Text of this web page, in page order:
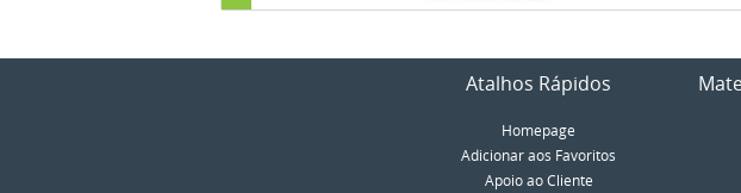
Atalhos Rápidos
Homepage
Adicionar aos Favoritos
Apoio ao Cliente